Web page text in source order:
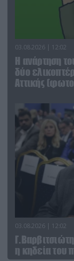
03.08.2026 | 12:02
Η ανάρτηση
δύο
Αττικής
03.08.2026 | 12:02
η κηδεία του